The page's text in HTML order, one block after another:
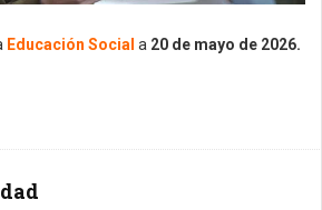
Educación Social a 20 de mayo de 2026.